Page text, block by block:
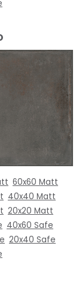
60x60 Matt
40x40 Matt
20x20 Matt
40x60 Safe
20x40 Safe